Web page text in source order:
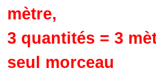
mètre,
3 quantités = 3
seul morceau